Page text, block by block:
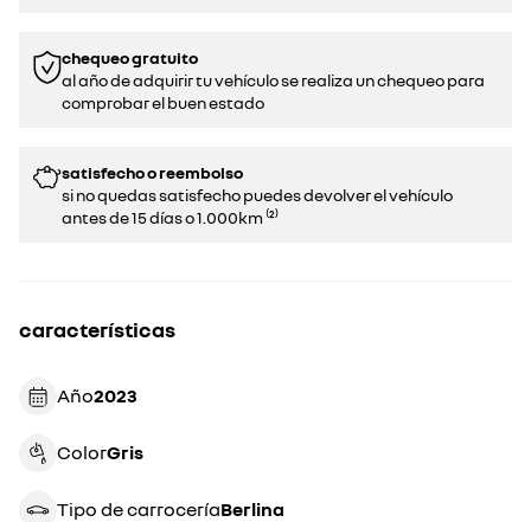
chequeo gratuito
al año de adquirir tu vehículo se realiza un chequeo para
comprobar el buen estado​​
satisfecho o reembolso
si no quedas satisfecho puedes devolver el vehículo
antes de 15 días o 1.000km ⁽²⁾
características
Año 2023
Color gris
Tipo de carrocería berlina